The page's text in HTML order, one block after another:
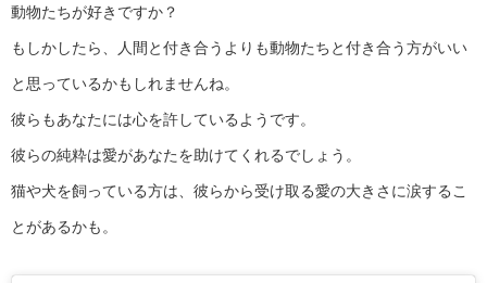
動物たちが好きですか？
もしかしたら、人間と付き合うよりも動物たちと付き合う方がいい
と思っているかもしれませんね。
彼らもあなたには心を許しているようです。
彼らの純粋は愛があなたを助けてくれるでしょう。
猫や犬を飼っている方は、彼らから受け取る愛の大きさに涙するこ
とがあるかも。